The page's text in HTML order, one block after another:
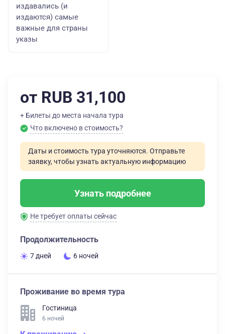
издавались (и
издаются) самые
важные для страны
указы
от RUB 31,100
+ Билеты до места начала тура
Что включено в стоимость?
Даты и стоимость тура уточняются. Отправьте
заявку, чтобы узнать актуальную информацию
Узнать подробнее
Не требует оплаты сейчас
Продолжительность
7 дней 6 ночей
Проживание во время тура
Гостиница
6 ночей